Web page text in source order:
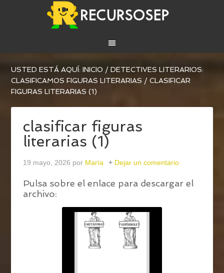
USTED ESTÁ AQUÍ:INICIO / DETECTIVES LITERARIOS:
CLASIFICAMOS FIGURAS LITERARIAS / CLASIFICAR
FIGURAS LITERARIAS (1)
clasificar figuras
literarias (1)
19 mayo, 2026 por María Dejar un comentario
Pulsa sobre el enlace para descargar el
archivo: